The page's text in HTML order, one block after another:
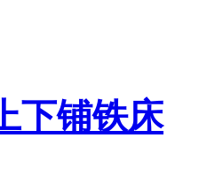
下铺铁床